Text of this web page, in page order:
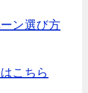
ン選び方
こちら